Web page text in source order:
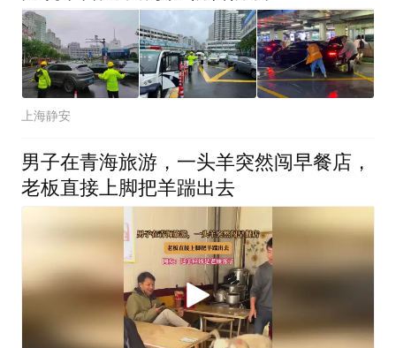
上海静安
男子在青海旅游，一头羊突然闯早餐店，
老板直接上脚把羊踹出去